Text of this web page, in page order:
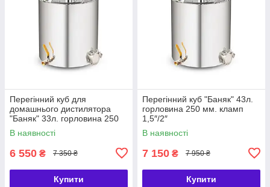
Перегінний куб для
домашнього дистилятора
"Баняк" 33л. горловина 250
мм. кламп 1,5″/2″
В наявності
6 550 ₴ 7 350 ₴
Купити
Перегінний куб "Баняк" 43л.
горловина 250 мм. кламп
1,5″/2″
В наявності
7 150 ₴ 7 950 ₴
Купити